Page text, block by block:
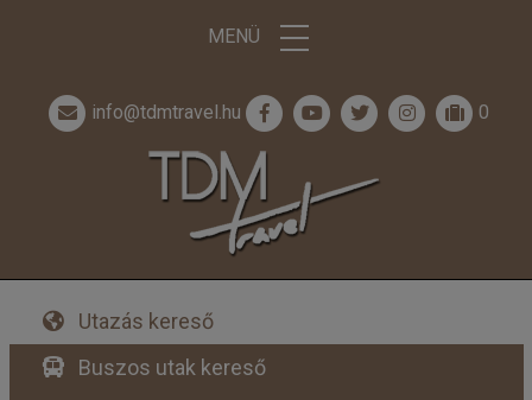
MENÜ
info@tdmtravel.hu 0
Utazás kereső
Buszos utak kereső